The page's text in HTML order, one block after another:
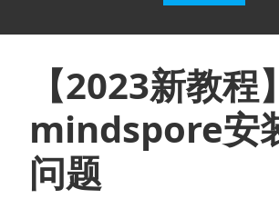
【2023新教程】
mindspore安
问题